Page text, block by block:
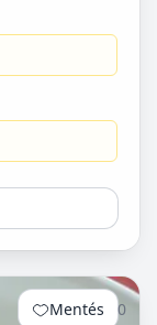
Mentés 0